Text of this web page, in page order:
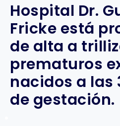
Hospital Dr.
Fricke está
de alta a
prematuros
nacidos a las
de gestación.